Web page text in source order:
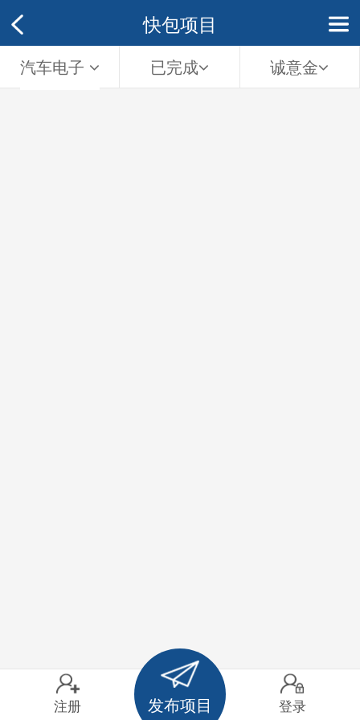
快包项目
注册 发布项目 登录
汽车电子 已完成 诚意金